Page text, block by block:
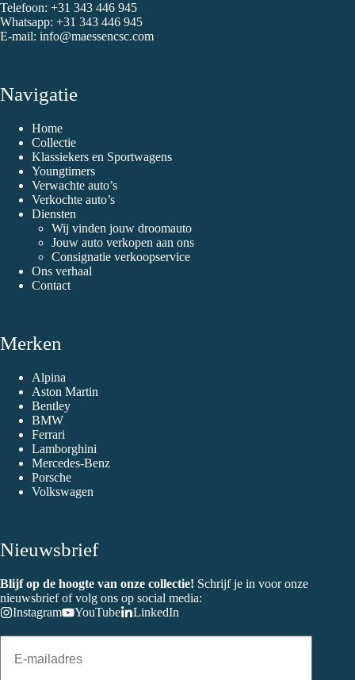
Telefoon: +31 343 446 945
Whatsapp: +31 343 446 945
E-mail: info@maessencsc.com
Navigatie
Home
Collectie
Klassiekers en Sportwagens
Youngtimers
Verwachte auto’s
Verkochte auto’s
Diensten
Wij vinden jouw droomauto
Jouw auto verkopen aan ons
Consignatie verkoopservice
Ons verhaal
Contact
Merken
Alpina
Aston Martin
Bentley
BMW
Ferrari
Lamborghini
Mercedes-Benz
Porsche
Volkswagen
Nieuwsbrief
Blijf op de hoogte van onze collectie! Schrijf je in voor onze
nieuwsbrief of volg ons op social media:
Instagram
YouTube LinkedIn
mailadres